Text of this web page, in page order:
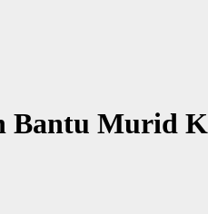
Bantu Murid